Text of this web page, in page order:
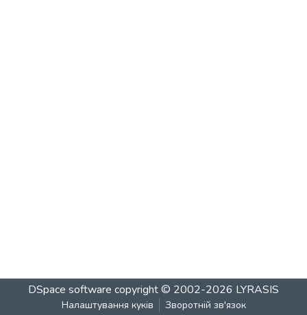
DSpace software copyright © 2002-2026 LYRASIS
Налаштування куків Зворотній зв'язок